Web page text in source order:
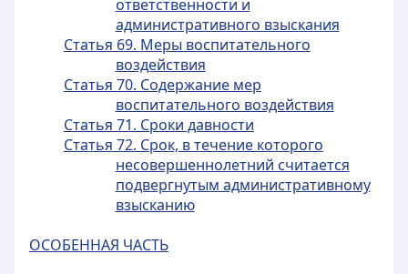
ответственности и
административного взыскания
Статья 69. Меры воспитательного
воздействия
Статья 70. Содержание мер
воспитательного воздействия
Статья 71. Сроки давности
Статья 72. Срок, в течение которого
несовершеннолетний считается
подвергнутым административному
взысканию
ОСОБЕННАЯ ЧАСТЬ